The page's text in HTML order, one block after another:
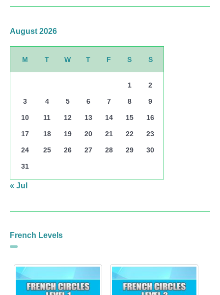
August 2026
M T W T F S S
1 2
3 4 5 6 7 8 9
10 11 12 13 14 15 16
17 18 19 20 21 22 23
24 25 26 27 28 29 30
31
« Jul
French Levels